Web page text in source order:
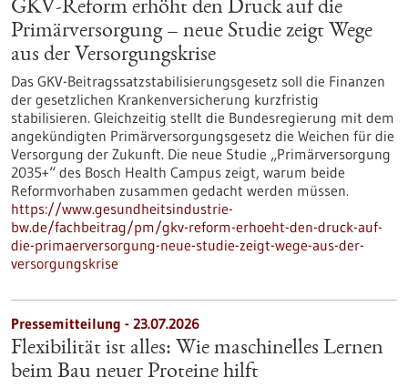
GKV-Reform erhöht den Druck auf die
Primärversorgung – neue Studie zeigt Wege
aus der Versorgungskrise
Das GKV-Beitragssatzstabilisierungsgesetz soll die Finanzen
der gesetzlichen Krankenversicherung kurzfristig
stabilisieren. Gleichzeitig stellt die Bundesregierung mit dem
angekündigten Primärversorgungsgesetz die Weichen für die
Versorgung der Zukunft. Die neue Studie „Primärversorgung
2035+“ des Bosch Health Campus zeigt, warum beide
Reformvorhaben zusammen gedacht werden müssen.
https://www.gesundheitsindustrie-
bw.de/fachbeitrag/pm/gkv-reform-erhoeht-den-druck-auf-
die-primaerversorgung-neue-studie-zeigt-wege-aus-der-
versorgungskrise
Pressemitteilung - 23.07.2026
Flexibilität ist alles: Wie maschinelles Lernen
beim Bau neuer Proteine hilft